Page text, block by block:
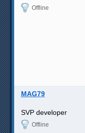
Offline
MAG79
SVP developer
Offline